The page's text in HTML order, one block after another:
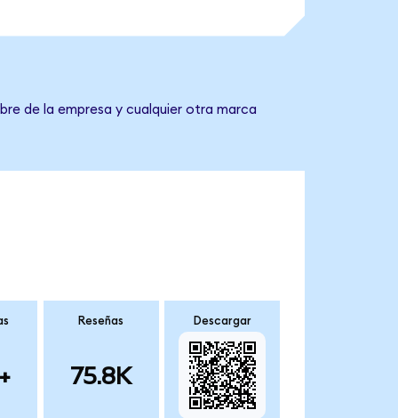
de la empresa y cualquier otra marca
Reseñas
75.8K
Descargar